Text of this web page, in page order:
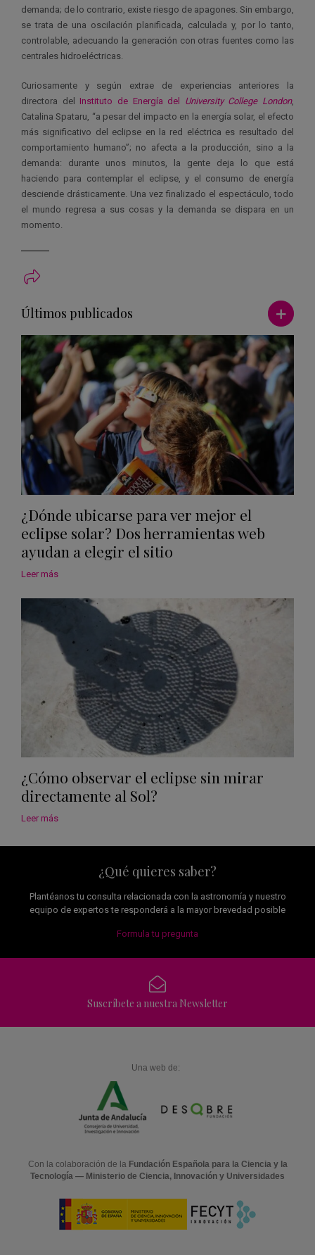
demanda; de lo contrario, existe riesgo de apagones. Sin embargo,
se trata de una oscilación planificada, calculada y, por lo tanto,
controlable, adecuando la generación con otras fuentes como las
centrales hidroeléctricas.
Curiosamente y según extrae de experiencias anteriores la
directora del Instituto de Energía del University College London,
Catalina Spataru, “a pesar del impacto en la energía solar, el efecto
más significativo del eclipse en la red eléctrica es resultado del
comportamiento humano”; no afecta a la producción, sino a la
demanda: durante unos minutos, la gente deja lo que está
haciendo para contemplar el eclipse, y el consumo de energía
desciende drásticamente. Una vez finalizado el espectáculo, todo
el mundo regresa a sus cosas y la demanda se dispara en un
momento.
Últimos publicados Ver más
¿Dónde ubicarse para ver mejor el
eclipse solar? Dos herramientas web
ayudan a elegir el sitio
Leer más
¿Cómo observar el eclipse sin mirar
directamente al Sol?
Leer más
¿Qué quieres saber?
Plantéanos tu consulta relacionada con la astronomía y nuestro
equipo de expertos te responderá a la mayor brevedad posible
Formula tu pregunta
Suscríbete a nuestra Newsletter
Una web de:
Con la colaboración de la Fundación Española para la Ciencia y la
Tecnología — Ministerio de Ciencia, Innovación y Universidades